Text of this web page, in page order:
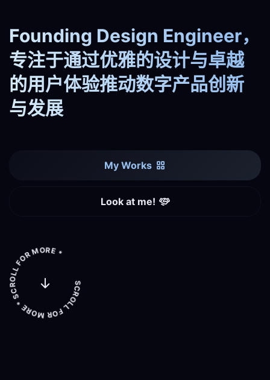
Founding Design Engineer，
专注于通过优雅的设计与卓越
的用户体验推动数字产品创新
与发展
My Works
Look at me!
SCROLL FOR MORE * SCROLL FOR MORE *